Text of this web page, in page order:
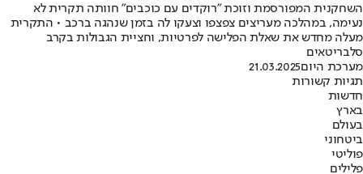
השחקנית המפורסמת וזוכת "רוקדים עם כוכבים" חוותה תקרית לא
נעימה, במהלכה מעריצים צפצפו וצעקו לה בזמן שנהגה ברכב • התקרית
מעלה מחדש את שאלת הפלישה לפרטיות, וחציית הגבולות בקרב
סלבריטאים
מערכת היום21.03.2025
תגיות קשורות
חדשות
בארץ
בעולם
ביטחוני
פוליטי
פלילים